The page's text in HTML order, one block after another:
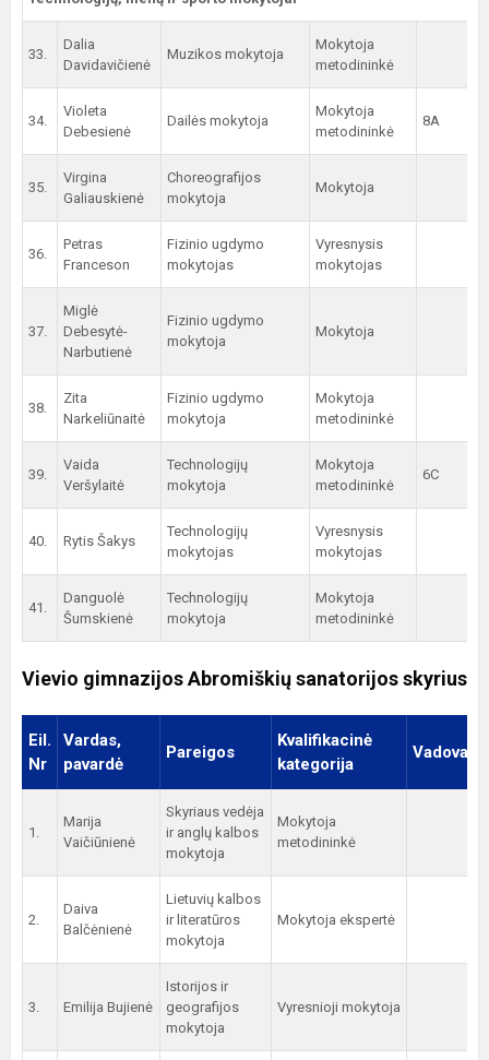
33.
Dalia
Davidavičienė
Muzikos mokytoja
Mokytoja
metodininkė
34.
Violeta
Debesienė
Dailės mokytoja
Mokytoja
metodininkė
8A
35.
Virgina
Galiauskienė
Choreografijos
mokytoja
Mokytoja
36.
Petras
Franceson
Fizinio ugdymo
mokytojas
Vyresnysis
mokytojas
37.
Miglė
Debesytė-
Narbutienė
Fizinio ugdymo
mokytoja
Mokytoja
38.
Zita
Narkeliūnaitė
Fizinio ugdymo
mokytoja
Mokytoja
metodininkė
39.
Vaida
Veršylaitė
Technologijų
mokytoja
Mokytoja
metodininkė
6C
40. Rytis Šakys
Technologijų
mokytojas
Vyresnysis
mokytojas
41.
Danguolė
Šumskienė
Technologijų
mokytoja
Mokytoja
metodininkė
Vievio gimnazijos Abromiškių sanatorijos skyrius
Eil.
Nr
Vardas,
pavardė
Pareigos
Kvalifikacinė
kategorija
1.
Marija
Vaičiūnienė
Skyriaus vedėja
ir anglų kalbos
mokytoja
Mokytoja
metodininkė
2.
Daiva
Balčėnienė
Lietuvių kalbos
ir literatūros
mokytoja
Mokytoja ekspertė
3. Emilija Bujienė
Istorijos ir
geografijos
mokytoja
Vyresnioji mokytoja